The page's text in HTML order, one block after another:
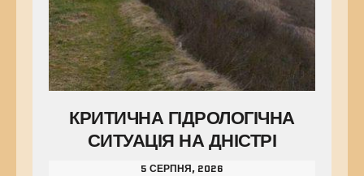
КРИТИЧНА ГІДРОЛОГІЧНА
СИТУАЦІЯ НА ДНІСТРІ
5 СЕРПНЯ, 2026